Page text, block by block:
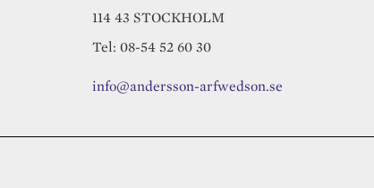
114 43 STOCKHOLM
Tel: 08-54 52 60 30
info@andersson-arfwedson.se